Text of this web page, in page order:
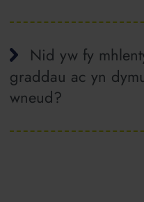
Nid yw fy
graddau ac yn
wneud?